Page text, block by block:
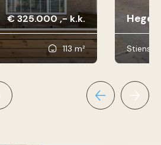
€ 325.000 ,- k.k.
113 m² Stiens